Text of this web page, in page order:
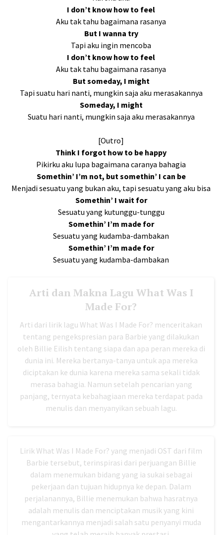
I don’t know how to feel
Aku tak tahu bagaimana rasanya
But I wanna try
Tapi aku ingin mencoba
I don’t know how to feel
Aku tak tahu bagaimana rasanya
But someday, I might
Tapi suatu hari nanti, mungkin saja aku merasakannya
Someday, I might
Suatu hari nanti, mungkin saja aku merasakannya
[Outro]
Think I forgot how to be happy
Pikirku aku lupa bagaimana caranya bahagia
Somethin’ I’m not, but somethin’ I can be
Menjadi sesuatu yang bukan aku, tapi sesuatu yang aku bisa
Somethin’ I wait for
Sesuatu yang kutunggu-tunggu
Somethin’ I’m made for
Sesuatu yang kudamba-dambakan
Somethin’ I’m made for
Sesuatu yang kudamba-dambakan
Arti dan Makna Lagu What Was I
Made For?
Arti dari lirik lagu What Was I Made For? menceritakan
tentang pengekspresian para Barbie yang dilakukan
oleh Billie Eilish tentang siapa dan apa peran mereka di
dunia ini. Mereka bertanya-tanya untuk apa mereka
diciptakan ke dunia karena mereka sama sekali tidak
merasa bahagia. Namun setelah pencarian yang
panjang, ternyata kebahagiaan mereka terdapat pada
menulis dan menyanyikan sebuah lagu.
Lirik What Was I Made For? yang menjadi OST dari film
Barbie tersebut, terinspirasi dari perjuangan Billie
dalam menemukan bidang yang ia sukai sebagai
pekerjaan dan tujuan hidupnya ke depan. Dalam
perjalanannya, Billie menemukan bahwa hasratnya
adalah menulis dan menciptakan musik yang kini
mengantarkannya menjadi salah satu penyanyi muda